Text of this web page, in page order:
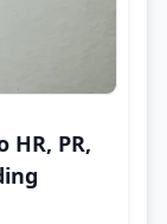
HR, PR,